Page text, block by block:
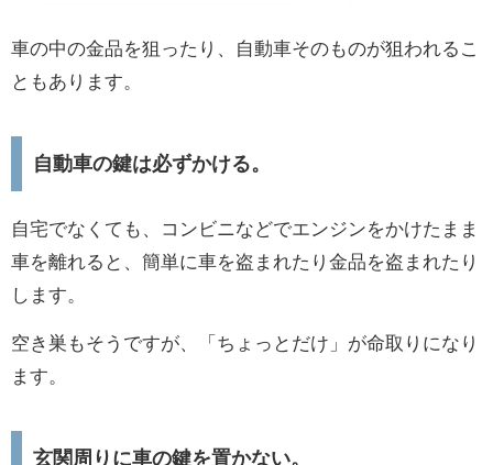
車の中の金品を狙ったり、自動車そのものが狙われるこ
ともあります。
自動車の鍵は必ずかける。
自宅でなくても、コンビニなどでエンジンをかけたまま
車を離れると、簡単に車を盗まれたり金品を盗まれたり
します。
空き巣もそうですが、「ちょっとだけ」が命取りになり
ます。
玄関周りに車の鍵を置かない。